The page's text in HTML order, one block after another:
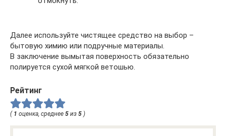
Далее используйте чистящее средство на выбор –
бытовую химию или подручные материалы.
В заключение вымытая поверхность обязательно
полируется сухой мягкой ветошью.
Рейтинг
( 1 оценка, среднее 5 из 5 )